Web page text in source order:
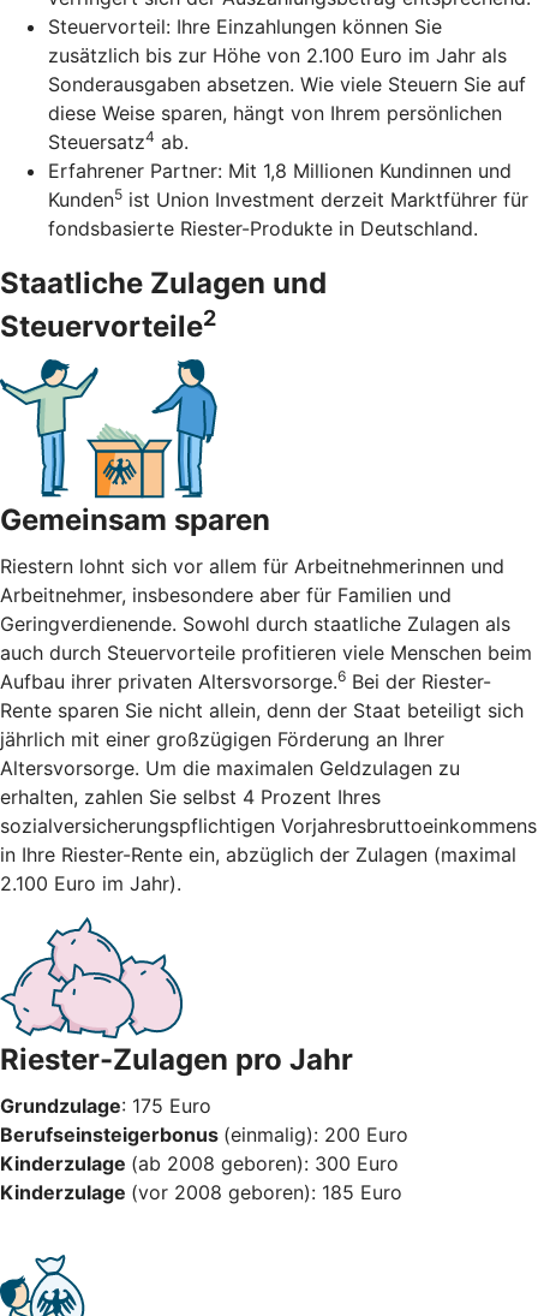
Steuervorteil: Ihre Einzahlungen können Sie
zusätzlich bis zur Höhe von 2.100 Euro im Jahr als
Sonderausgaben absetzen. Wie viele Steuern Sie auf
diese Weise sparen, hängt von Ihrem persönlichen
Steuersatz4 ab.
Erfahrener Partner: Mit 1,8 Millionen Kundinnen und
Kunden5 ist Union Investment derzeit Marktführer für
fondsbasierte Riester-Produkte in Deutschland.
Staatliche Zulagen und
Steuervorteile2
Gemeinsam sparen
Riestern lohnt sich vor allem für Arbeitnehmerinnen und
Arbeitnehmer, insbesondere aber für Familien und
Geringverdienende. Sowohl durch staatliche Zulagen als
auch durch Steuervorteile profitieren viele Menschen beim
Aufbau ihrer privaten Altersvorsorge.6 Bei der Riester-
Rente sparen Sie nicht allein, denn der Staat beteiligt sich
jährlich mit einer großzügigen Förderung an Ihrer
Altersvorsorge. Um die maximalen Geldzulagen zu
erhalten, zahlen Sie selbst 4 Prozent Ihres
sozialversicherungspflichtigen Vorjahresbruttoeinkommens
in Ihre Riester-Rente ein, abzüglich der Zulagen (maximal
2.100 Euro im Jahr).
Riester-Zulagen pro Jahr
Grundzulage: 175 Euro
Berufseinsteigerbonus (einmalig): 200 Euro
Kinderzulage (ab 2008 geboren): 300 Euro
Kinderzulage (vor 2008 geboren): 185 Euro